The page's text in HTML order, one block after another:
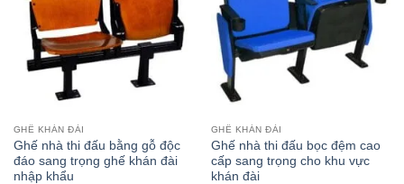
GHẾ KHÁN ĐÀI
Ghế nhà thi đấu bằng gỗ độc
đáo sang trọng ghế khán đài
nhập khẩu
GHẾ KHÁN ĐÀI
Ghế nhà thi đấu bọc đệm cao
cấp sang trọng cho khu vực
khán đài